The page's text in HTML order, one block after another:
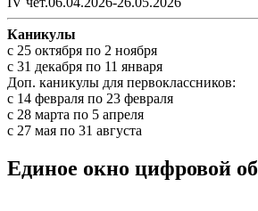
Каникулы
c 25 октября по 2 ноября
c 31 декабря по 11 января
Доп. каникулы для первоклассников:
с 14 февраля по 23 февраля
с 28 марта по 5 апреля
с 27 мая по 31 августа
Единое окно цифровой